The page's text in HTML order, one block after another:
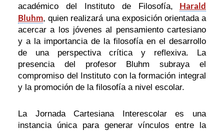
académico del Instituto de Filosofía,
Harald
Bluhm, quien realizará una exposición orientada a
acercar a los jóvenes al pensamiento cartesiano
y a la importancia de la filosofía en el desarrollo
de una perspectiva crítica y reflexiva. La
presencia del profesor Bluhm subraya el
compromiso del Instituto con la formación integral
y la promoción de la filosofía a nivel escolar.
La Jornada Cartesiana Interescolar es una
instancia única para generar vínculos entre la